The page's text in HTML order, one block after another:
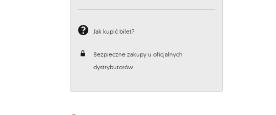
Jak kupić bilet?
Bezpieczne zakupy u oficjalnych
dystrybutorów